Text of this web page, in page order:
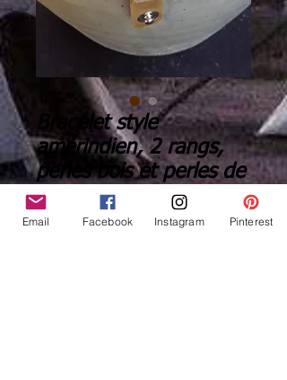
Bracelet style
amérindien, 2 rangs,
perles bois et perles de
verre - Ref: B 280
22,00 €Prix
Email Facebook Instagram Pinterest